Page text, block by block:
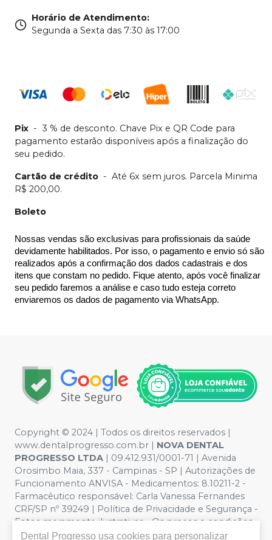
Horário de Atendimento:
Segunda a Sexta das 7:30 às 17:00
Pix - 3 % de desconto. Chave Pix e QR Code para
pagamento estarão disponíveis após a finalização do
seu pedido.
Cartão de crédito - Até 6x sem juros. Parcela Minima
R$ 200,00.
Boleto
Nossas vendas são exclusivas para profissionais da saúde
devidamente habilitados. Por isso, o pagamento e envio só são
realizados após a confirmação dos dados cadastrais e dos
itens que constam no pedido. Fique atento, após você finalizar
seu pedido faremos a análise e caso tudo esteja correto
enviaremos os dados de pagamento via WhatsApp.
Copyright © 2024 | Todos os direitos reservados |
www.dentalprogresso.com.br | NOVA DENTAL
PROGRESSO LTDA | 09.412.931/0001-71 | Avenida
Orosimbo Maia, 337 - Campinas - SP | Autorizações de
Funcionamento ANVISA - Medicamentos: 8.10211-2 -
Farmacêutico responsável: Carla Vanessa Fernandes
CRF/SP nº 39249 | Política de Privacidade e Segurança -
Fotos meramente ilustrativas - Os preços e condições
da loja virtual estão sujeitos a alterações. Em caso de
Dental Progresso usa cookies para personalizar